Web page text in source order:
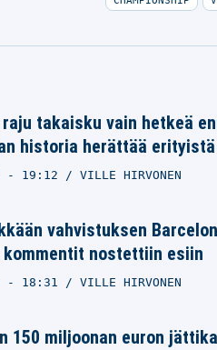
takaisku vain hetkeä
historia herättää
- 19:12 VILLE HIRVONEN
vahvistuksen
nostettiin esiin
- 18:31 VILLE HIRVONEN
150 miljoonan euron